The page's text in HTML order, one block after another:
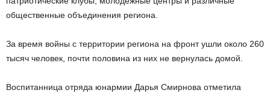
общественные объединения региона.
За время войны с территории региона на фронт ушли около 260
тысяч человек, почти половина из них не вернулась домой.
Воспитанница отряда юнармии Дарья Смирнова отметила